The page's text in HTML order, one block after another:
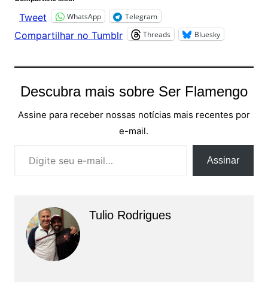
Tweet WhatsApp Telegram
Compartilhar no Tumblr Threads Bluesky
Descubra mais sobre Ser Flamengo
Assine para receber nossas notícias mais recentes por
e-mail.
Assinar
Tulio Rodrigues